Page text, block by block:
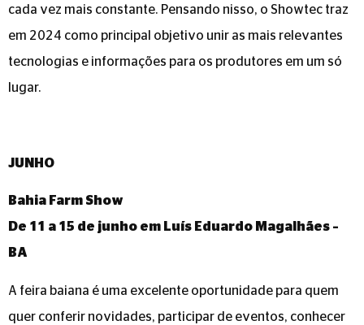
cada vez mais constante. Pensando nisso, o Showtec traz
em 2024 como principal objetivo unir as mais relevantes
tecnologias e informações para os produtores em um só
lugar.
JUNHO
Bahia Farm Show
De 11 a 15 de junho em Luís Eduardo Magalhães –
BA
A feira baiana é uma excelente oportunidade para quem
quer conferir novidades, participar de eventos, conhecer